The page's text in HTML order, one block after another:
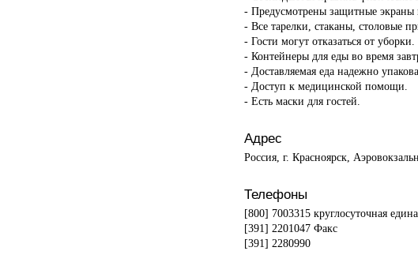
- Предусмотрены защитные экраны
- Все тарелки, стаканы, столовые
- Гости могут отказаться от уборки.
- Контейнеры для еды во время
- Доставляемая еда надежно
- Доступ к медицинской помощи.
- Есть маски для гостей.
Адрес
Россия, г. Красноярск,
Телефоны
[800] 7003315 круглосуточная
[391] 2201047 Факс
[391] 2280990